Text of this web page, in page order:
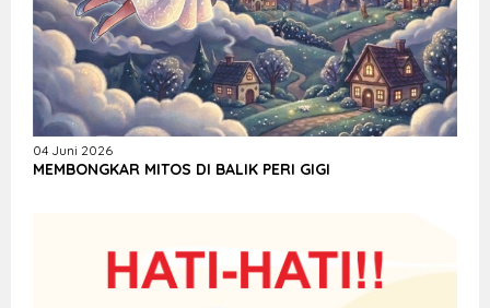
04 Juni 2026
MEMBONGKAR MITOS DI BALIK PERI GIGI